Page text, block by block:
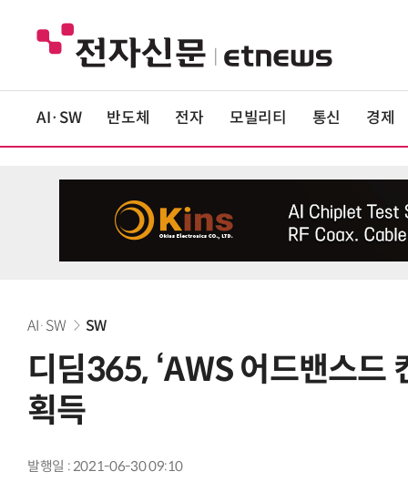
AI·SW 반도체 전자 모빌리티 통신 경제
AI·SW SW
디딤365, ‘AWS 어드밴스드
획득
발행일 : 2021-06-30 09:10